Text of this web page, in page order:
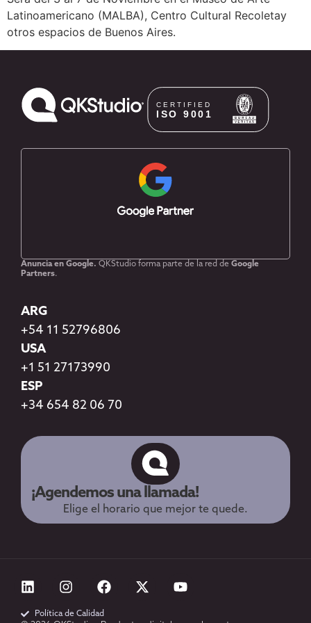
Latinoamericano (MALBA), Centro Cultural Recoletay
otros espacios de Buenos Aires.
Anuncia en Google. QKStudio forma parte de la red de Google
Partners.
ARG
+54 11 52796806
USA
+1 51 27173990
ESP
+34 654 82 06 70
¡Agendemos una llamada!
Elige el horario que mejor te quede.
Política de Calidad